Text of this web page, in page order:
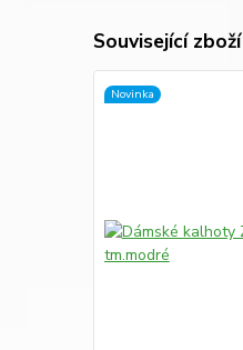
Související zboží
Novinka